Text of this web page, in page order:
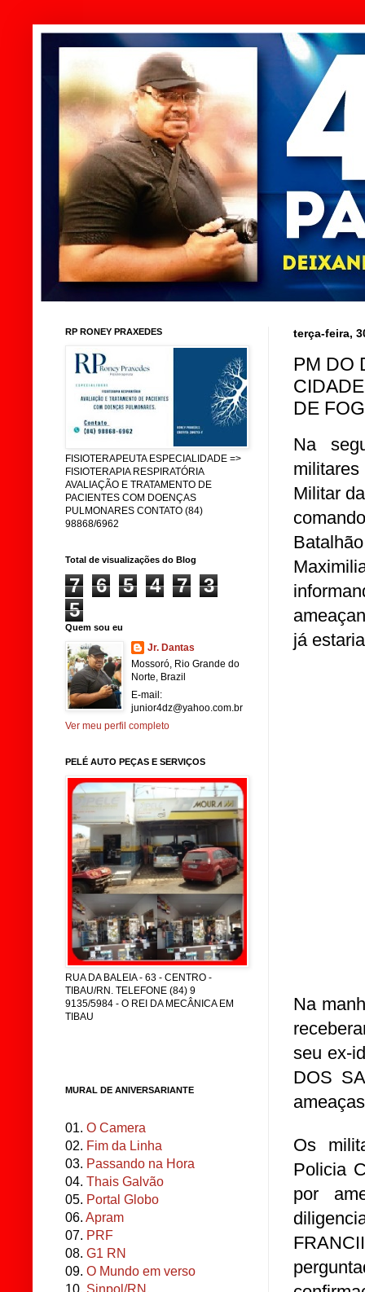
terça-feira,
PM DO
DE
Na
Militar
já
Na
seu ex-
DOS
Os
Policia
por
RP RONEY PRAXEDES
FISIOTERAPEUTA ESPECIALIDADE =>
FISIOTERAPIA RESPIRATÓRIA
AVALIAÇÃO E TRATAMENTO DE
PACIENTES COM DOENÇAS
PULMONARES CONTATO (84)
98868/6962
Total de visualizações do Blog
7 6 5 4 7
3
5
Quem sou eu
Jr. Dantas
Mossoró, Rio Grande do
Norte, Brazil
E-mail:
junior4dz@yahoo.com.br
Ver meu perfil completo
PELÉ AUTO PEÇAS E SERVIÇOS
RUA DA BALEIA - 63 - CENTRO -
TIBAU/RN. TELEFONE (84) 9
9135/5984 - O REI DA MECÂNICA EM
TIBAU
MURAL DE ANIVERSARIANTE
01. O Camera
02. Fim da Linha
03. Passando na Hora
04. Thais Galvão
05. Portal Globo
06. Apram
07. PRF
08. G1 RN
09. O Mundo em verso
10. Sinpol/RN.